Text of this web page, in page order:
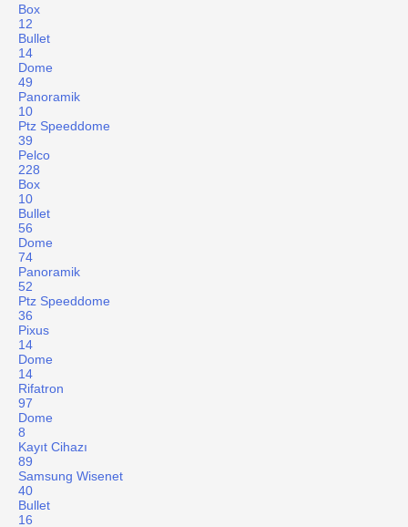
Box
12
Bullet
14
Dome
49
Panoramik
10
Ptz Speeddome
39
Pelco
228
Box
10
Bullet
56
Dome
74
Panoramik
52
Ptz Speeddome
36
Pixus
14
Dome
14
Rifatron
97
Dome
8
Kayıt Cihazı
89
Samsung Wisenet
40
Bullet
16